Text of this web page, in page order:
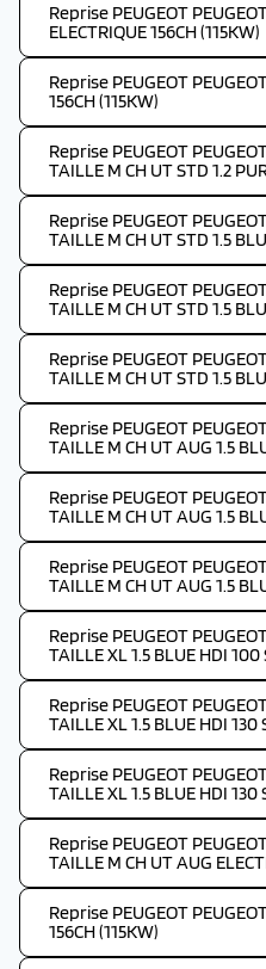
Reprise PEUGEOT
ELECTRIQUE 156CH (115KW)
Reprise PEUGEOT
156CH (115KW)
Reprise PEUGEOT
TAILLE M CH UT STD 1.2
Reprise PEUGEOT
TAILLE M CH UT STD 1.5
Reprise PEUGEOT
TAILLE M CH UT STD 1.5
Reprise PEUGEOT
TAILLE M CH UT STD 1.5
Reprise PEUGEOT
TAILLE M CH UT AUG 1.5
Reprise PEUGEOT
TAILLE M CH UT AUG 1.5
Reprise PEUGEOT
TAILLE M CH UT AUG 1.5
Reprise PEUGEOT
TAILLE XL 1.5 BLUE HDI 100
Reprise PEUGEOT
TAILLE XL 1.5 BLUE HDI 130
Reprise PEUGEOT
TAILLE XL 1.5 BLUE HDI 130
Reprise PEUGEOT
TAILLE M CH UT AUG
Reprise PEUGEOT
156CH (115KW)